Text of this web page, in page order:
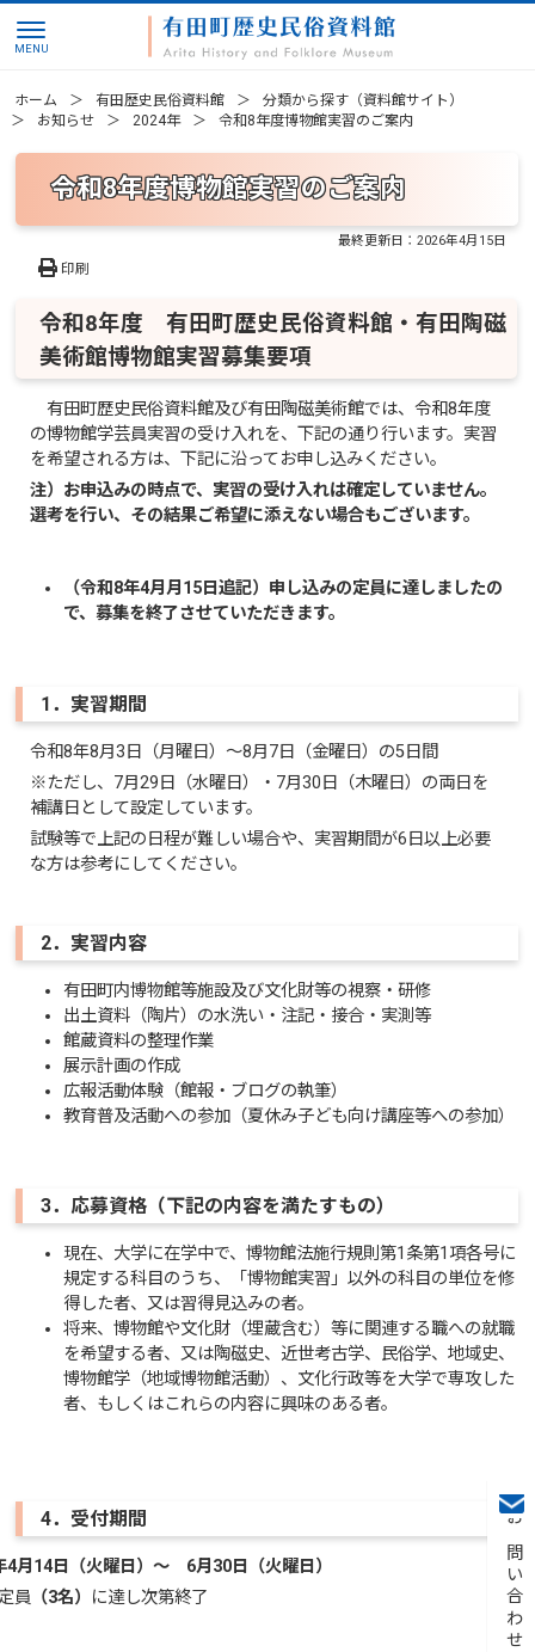
お問い合わせ
ホーム 有田歴史民俗資料館
分類から探す（資料館サイト）
お知らせ
2024年 令和8年度博物館実習のご案内
令和8年度博物館実習のご案内
最終更新日：2026年4月15日
印刷
令和8年度 有田町歴史民俗資料館・有田陶磁
美術館博物館実習募集要項
有田町歴史民俗資料館及び有田陶磁美術館では、令和8年度
の博物館学芸員実習の受け入れを、下記の通り行います。実習
を希望される方は、下記に沿ってお申し込みください。
注）お申込みの時点で、実習の受け入れは確定していません。
選考を行い、その結果ご希望に添えない場合もございます。
（令和8年4月月15日追記）申し込みの定員に達しましたの
で、募集を終了させていただきます。
1．実習期間
令和8年8月3日（月曜日）～8月7日（金曜日）の5日間
※ただし、7月29日（水曜日）・7月30日（木曜日）の両日を
補講日として設定しています。
試験等で上記の日程が難しい場合や、実習期間が6日以上必要
な方は参考にしてください。
2．実習内容
有田町内博物館等施設及び文化財等の視察・研修
出土資料（陶片）の水洗い・注記・接合・実測等
館蔵資料の整理作業
展示計画の作成
広報活動体験（館報・ブログの執筆）
教育普及活動への参加（夏休み子ども向け講座等への参加）
3．応募資格（下記の内容を満たすもの）
現在、大学に在学中で、博物館法施行規則第1条第1項各号に
規定する科目のうち、「博物館実習」以外の科目の単位を修
得した者、又は習得見込みの者。
将来、博物館や文化財（埋蔵含む）等に関連する職への就職
を希望する者、又は陶磁史、近世考古学、民俗学、地域史、
博物館学（地域博物館活動）、文化行政等を大学で専攻した
者、もしくはこれらの内容に興味のある者。
4．受付期間
4月14日（火曜日）～ 6月30日（火曜日）
員 （3名） に達し次第終了